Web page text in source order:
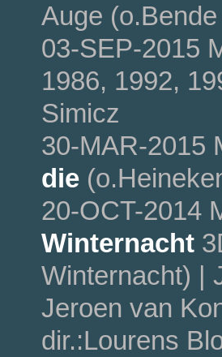
Auge
03-SEP-2015
1986, 1992,
Simicz
30-MAR-2015
die
20-OCT-2014
Winternacht
Winternacht) |
Jeroen van
dir.:Lourens